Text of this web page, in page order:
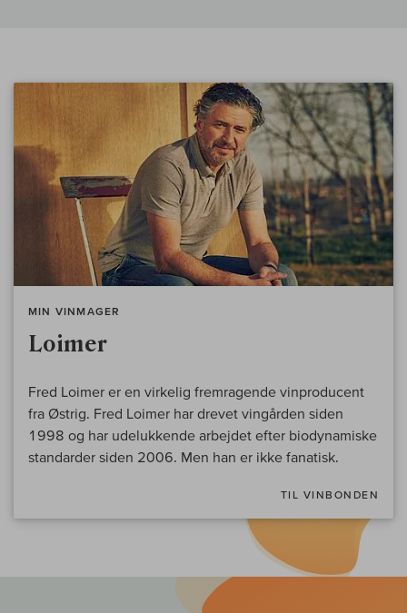
MIN VINMAGER
Loimer
Fred Loimer er en virkelig fremragende vinproducent
fra Østrig. Fred Loimer har drevet vingården siden
1998 og har udelukkende arbejdet efter biodynamiske
standarder siden 2006. Men han er ikke fanatisk.
TIL VINBONDEN